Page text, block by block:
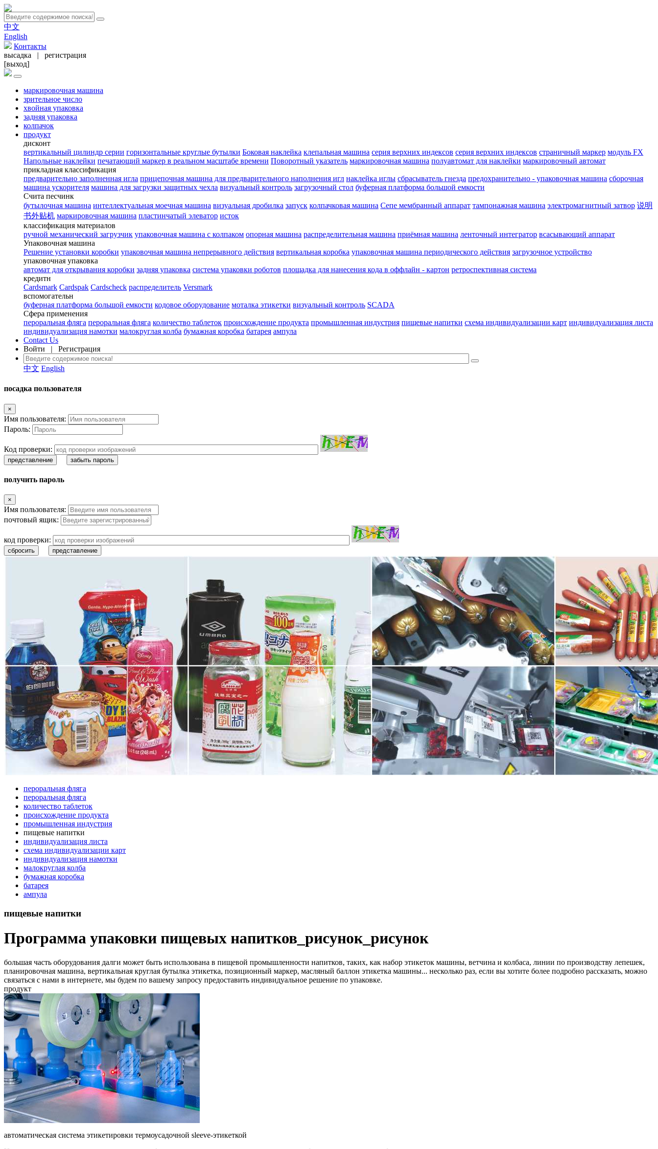
中文
English
Контакты
высадка | регистрация
[выход]
маркировочная машина
зрительное число
хвойная упаковка
задняя упаковка
колпачок
продукт
дисконт
вертикальный цилиндр серии горизонтальные круглые бутылки Боковая наклейка клепальная машина серия верхних индексов серия верхних индексов страничный маркер модуль FX
Напольные наклейки печатающий маркер в реальном масштабе времени Поворотный указатель маркировочная машина полуавтомат для наклейки маркировочный автомат
прикладная классификация
предварительно заполненная игла прицепочная машина для предварительного наполнения игл наклейка иглы сбрасыватель гнезда предохранительно - упаковочная машина сборочная
машина ускорителя машина для загрузки защитных чехла визуальный контроль загрузочный стол буферная платформа большой емкости
Счита песчинк
бутылочная машина интеллектуальная моечная машина визуальная дробилка запуск колпачковая машина Сепе мембранный аппарат тампонажная машина электромагнитный затвор 说明
书外贴机 маркировочная машина пластинчатый элеватор исток
классификация материалов
ручной механический загрузчик упаковочная машина с колпаком опорная машина распределительная машина приёмная машина ленточный интегратор всасывающий аппарат
Упаковочная машина
Решение установки коробки упаковочная машина непрерывного действия вертикальная коробка упаковочная машина периодического действия загрузочное устройство
упаковочная упаковка
автомат для открывания коробки задняя упаковка система упаковки роботов площадка для нанесения кода в оффлайн - картон ретроспективная система
кредитн
Cardsmark Cardspak Cardscheck распределитель Versmark
вспомогательн
буферная платформа большой емкости кодовое оборудование моталка этикетки визуальный контроль SCADA
Сфера применения
пероральная фляга пероральная фляга количество таблеток происхождение продукта промышленная индустрия пищевые напитки схема индивидуализации карт индивидуализация листа
индивидуализация намотки малокруглая колба бумажная коробка батарея ампула
Contact Us
Войти | Регистрация
中文 English
посадка пользователя
×
Имя пользователя:
Пароль:
Код проверки:
представление забыть пароль
получить пароль
×
Имя пользователя:
почтовый ящик:
код проверки:
сбросить представление
пероральная фляга
пероральная фляга
количество таблеток
происхождение продукта
промышленная индустрия
пищевые напитки
индивидуализация листа
схема индивидуализации карт
индивидуализация намотки
малокруглая колба
бумажная коробка
батарея
ампула
пищевые напитки
Программа упаковки пищевых напитков_рисунок_рисунок
большая часть оборудования далги может быть использована в пищевой промышленности напитков, таких, как набор этикеток машины, ветчина и колбаса, линии по производству лепешек,
планировочная машина, вертикальная круглая бутылка этикетка, позиционный маркер, масляный баллон этикетка машины... несколько раз, если вы хотите более подробно рассказать, можно
связаться с нами в интернете, мы будем по вашему запросу предоставить индивидуальное решение по упаковке.
продукт
автоматическая система этикетировки термоусадочной sleeve-этикеткой